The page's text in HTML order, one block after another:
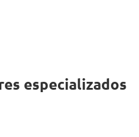
especializados